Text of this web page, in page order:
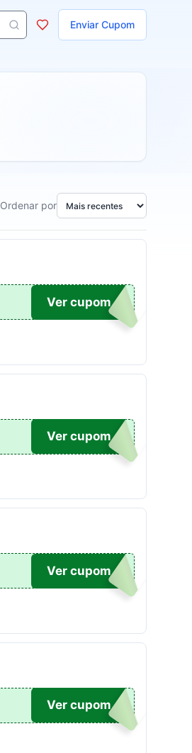
Enviar Cupom
Ordenar por
UPOM
Ver cupom
500
Ver cupom
OM10
Ver cupom
PA
Ver cupom